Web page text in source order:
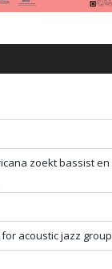
zoekt bassist en
acoustic jazz group